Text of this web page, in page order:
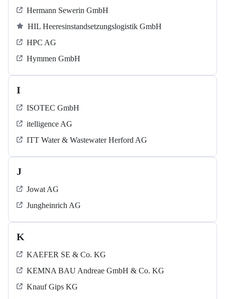
Hermann Sewerin GmbH
HIL Heeresinstandsetzungslogistik GmbH
HPC AG
Hymmen GmbH
I
ISOTEC GmbH
itelligence AG
ITT Water & Wastewater Herford AG
J
Jowat AG
Jungheinrich AG
K
KAEFER SE & Co. KG
KEMNA BAU Andreae GmbH & Co. KG
Knauf Gips KG